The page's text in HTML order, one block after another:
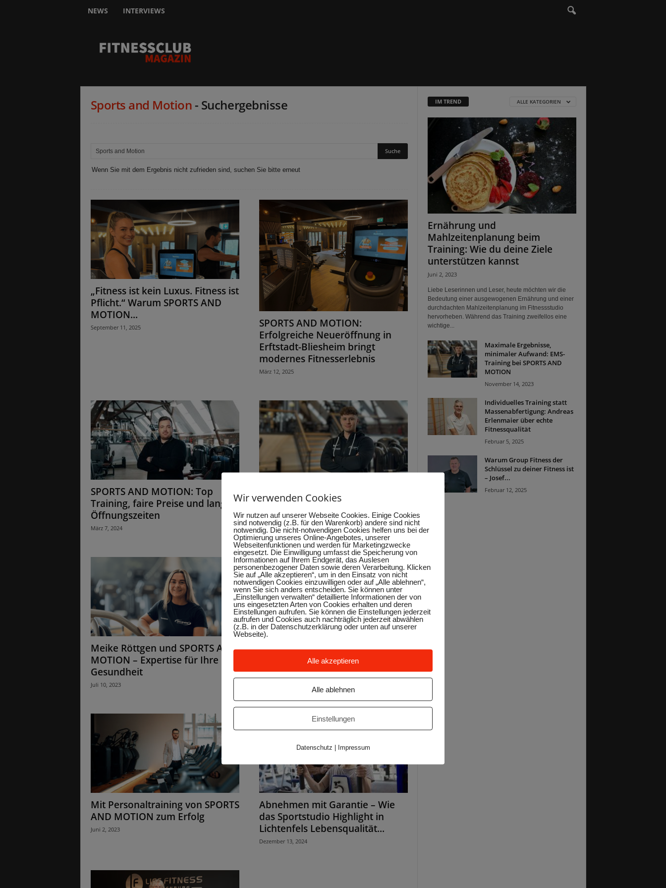
NEWS INTERVIEWS
Sports and Motion - Suchergebnisse
Wenn Sie mit dem Ergebnis nicht zufrieden sind, suchen Sie bitte erneut
„Fitness ist kein Luxus. Fitness ist
Pflicht.“ Warum SPORTS AND
MOTION...
September 11, 2025
SPORTS AND MOTION:
Erfolgreiche Neueröffnung in
Erftstadt-Bliesheim bringt
modernes Fitnesserlebnis
März 12, 2025
SPORTS AND MOTION: Top
Training, faire Preise und lange
Öffnungszeiten
März 7, 2024
Maximale Ergebnisse, minimaler
Aufwand: EMS-Training bei
SPORTS AND MOTION
November 14, 2023
Meike Röttgen und SPORTS AND
MOTION – Expertise für Ihre
Gesundheit
Juli 10, 2023
Neu bei SPORTS AND MOTION:
ARTIS von TECHNOGYM
Juni 12, 2023
Mit Personaltraining von SPORTS
AND MOTION zum Erfolg
Juni 2, 2023
Abnehmen mit Garantie – Wie
das Sportstudio Highlight in
Lichtenfels Lebensqualität...
Dezember 13, 2024
IM TREND ALLE KATEGORIEN
Ernährung und
Mahlzeitenplanung beim
Training: Wie du deine Ziele
unterstützen kannst
Juni 2, 2023
Liebe Leserinnen und Leser, heute möchten wir die
Bedeutung einer ausgewogenen Ernährung und einer
durchdachten Mahlzeitenplanung im Fitnessstudio
hervorheben. Während das Training zweifellos eine
wichtige...
Maximale Ergebnisse,
minimaler Aufwand: EMS-
Training bei SPORTS AND
MOTION
November 14, 2023
Individuelles Training statt
Massenabfertigung: Andreas
Erlenmaier über echte
Fitnessqualität
Februar 5, 2025
Warum Group Fitness der
Schlüssel zu deiner Fitness ist
– Josef...
Februar 12, 2025
Wir verwenden Cookies
Wir nutzen auf unserer Webseite Cookies. Einige Cookies
sind notwendig (z.B. für den Warenkorb) andere sind nicht
notwendig. Die nicht-notwendigen Cookies helfen uns bei der
Optimierung unseres Online-Angebotes, unserer
Webseitenfunktionen und werden für Marketingzwecke
eingesetzt. Die Einwilligung umfasst die Speicherung von
Informationen auf Ihrem Endgerät, das Auslesen
personenbezogener Daten sowie deren Verarbeitung. Klicken
Sie auf „Alle akzeptieren“, um in den Einsatz von nicht
notwendigen Cookies einzuwilligen oder auf „Alle ablehnen“,
wenn Sie sich anders entscheiden. Sie können unter
„Einstellungen verwalten“ detaillierte Informationen der von
uns eingesetzten Arten von Cookies erhalten und deren
Einstellungen aufrufen. Sie können die Einstellungen jederzeit
aufrufen und Cookies auch nachträglich jederzeit abwählen
(z.B. in der Datenschutzerklärung oder unten auf unserer
Webseite).
Alle akzeptieren
Alle ablehnen
Einstellungen
Datenschutz | Impressum